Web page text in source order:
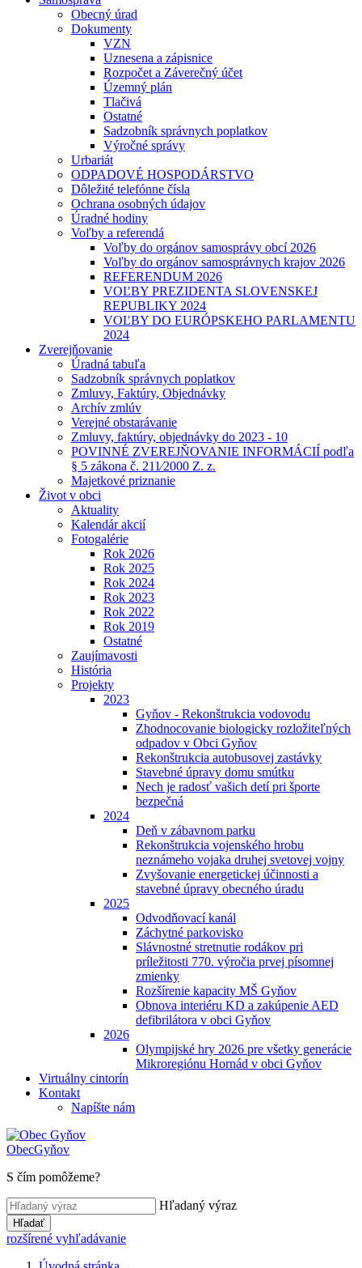
Obecný úrad
Dokumenty
VZN
Uznesena a zápisnice
Rozpočet a Záverečný účet
Územný plán
Tlačivá
Ostatné
Sadzobník správnych poplatkov
Výročné správy
Urbariát
ODPADOVÉ HOSPODÁRSTVO
Dôležité telefónne čísla
Ochrana osobných údajov
Úradné hodiny
Voľby a referendá
Voľby do orgánov samosprávy obcí 2026
Voľby do orgánov samosprávnych krajov 2026
REFERENDUM 2026
VOĽBY PREZIDENTA SLOVENSKEJ
REPUBLIKY 2024
VOĽBY DO EURÓPSKEHO PARLAMENTU
2024
Zverejňovanie
Úradná tabuľa
Sadzobník správnych poplatkov
Zmluvy, Faktúry, Objednávky
Archív zmlúv
Verejné obstarávanie
Zmluvy, faktúry, objednávky do 2023 - 10
POVINNÉ ZVEREJŇOVANIE INFORMÁCIÍ podľa
§ 5 zákona č. 211⁄2000 Z. z.
Majetkové priznanie
Život v obci
Aktuality
Kalendár akcií
Fotogalérie
Rok 2026
Rok 2025
Rok 2024
Rok 2023
Rok 2022
Rok 2019
Ostatné
Zaujímavosti
História
Projekty
2023
Gyňov - Rekonštrukcia vodovodu
Zhodnocovanie biologicky rozložiteľných
odpadov v Obci Gyňov
Rekonštrukcia autobusovej zastávky
Stavebné úpravy domu smútku
Nech je radosť vašich detí pri športe
bezpečná
2024
Deň v zábavnom parku
Rekonštrukcia vojenského hrobu
neznámeho vojaka druhej svetovej vojny
Zvyšovanie energetickej účinnosti a
stavebné úpravy obecného úradu
2025
Odvodňovací kanál
Záchytné parkovisko
Slávnostné stretnutie rodákov pri
príležitosti 770. výročia prvej písomnej
zmienky
Rozšírenie kapacity MŠ Gyňov
Obnova interiéru KD a zakúpenie AED
defibrilátora v obci Gyňov
2026
Olympijské hry 2026 pre všetky generácie
Mikroregiónu Hornád v obci Gyňov
Virtuálny cintorín
Kontakt
Napíšte nám
ObecGyňov
S čím pomôžeme?
Hľadaný výraz
Hľadať
rozšírené vyhľadávanie